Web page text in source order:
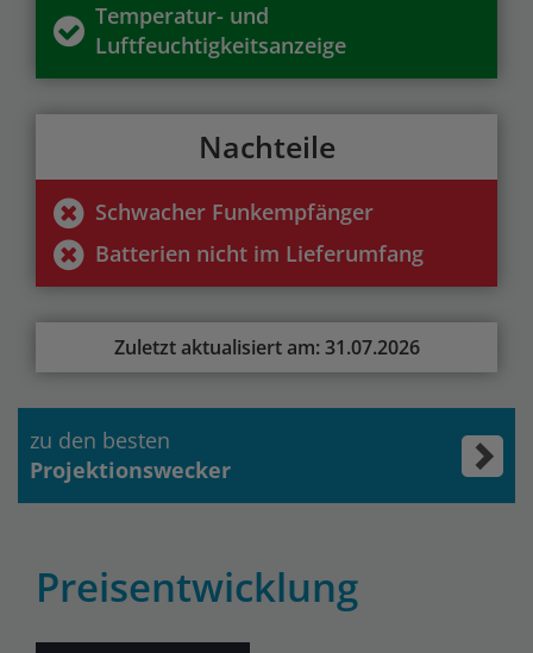
Temperatur- und
Luftfeuchtigkeitsanzeige
Nachteile
Schwacher Funkempfänger
Batterien nicht im Lieferumfang
Zuletzt aktualisiert am: 31.07.2026
zu den besten
Projektionswecker
Preisentwicklung